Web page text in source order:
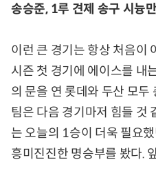
송승준, 1루 견제 송구 시늉
이런 큰 경기는 항상 처음이
시즌 첫 경기에 에이스를 내
의 문을 연 롯데와 두산 모
팀은 다음 경기마저 힘들 것
는 오늘의 1승이 더욱 필요
흥미진진한 명승부를 봤다.